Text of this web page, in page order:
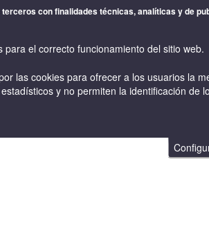
con finalidades técnicas, analíticas y de
para el correcto funcionamiento del sitio web.
las cookies para ofrecer a los usuarios la
y no permiten la identificación de